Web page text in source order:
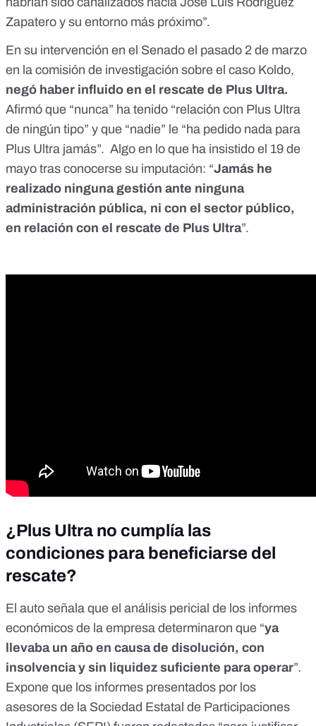
Zapatero y su entorno más próximo”.
En su intervención en el Senado el pasado 2 de marzo
en la comisión de investigación sobre el caso Koldo,
negó haber influido en el rescate de Plus Ultra.
Afirmó que “nunca” ha tenido “relación con Plus Ultra
de ningún tipo” y que “nadie” le “ha pedido nada para
Plus Ultra jamás”. Algo en lo que ha insistido el 19 de
mayo tras conocerse su imputación: “Jamás he
realizado ninguna gestión ante ninguna
administración pública, ni con el sector público,
en relación con el rescate de Plus Ultra”.
¿Plus Ultra no cumplía las
condiciones para beneficiarse del
rescate?
El auto señala que el análisis pericial de los informes
económicos de la empresa determinaron que “ya
llevaba un año en causa de disolución, con
insolvencia y sin liquidez suficiente para operar”.
Expone que los informes presentados por los
asesores de la Sociedad Estatal de Participaciones